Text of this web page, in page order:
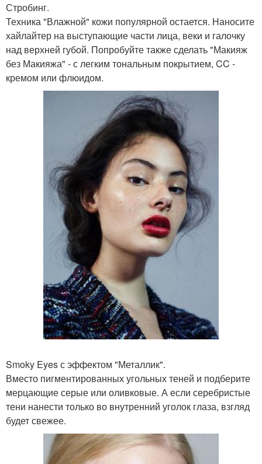
Стробинг.
Техника "Влажной" кожи популярной остается. Наносите
хайлайтер на выступающие части лица, веки и галочку
над верхней губой. Попробуйте также сделать "Макияж
без Макияжа" - с легким тональным покрытием, CC -
кремом или флюидом.
Smoky Eyes с эффектом "Металлик".
Вместо пигментированных угольных теней и подберите
мерцающие серые или оливковые. А если серебристые
тени нанести только во внутренний уголок глаза, взгляд
будет свежее.